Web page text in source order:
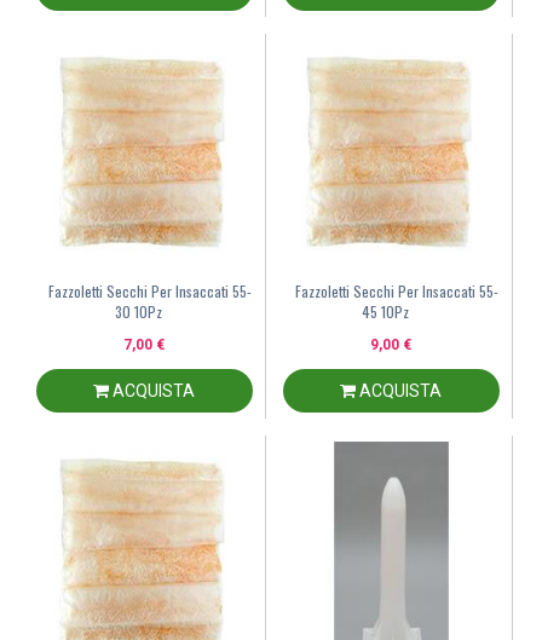
Fazzoletti Secchi Per Insaccati 55-
30 10Pz
7,00 €
ACQUISTA
Fazzoletti Secchi Per Insaccati 55-
45 10Pz
9,00 €
ACQUISTA